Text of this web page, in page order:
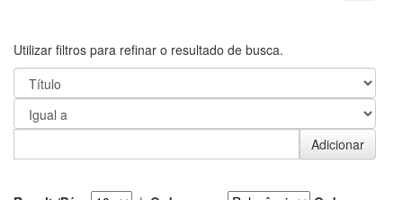
Utilizar filtros para refinar o resultado de busca.